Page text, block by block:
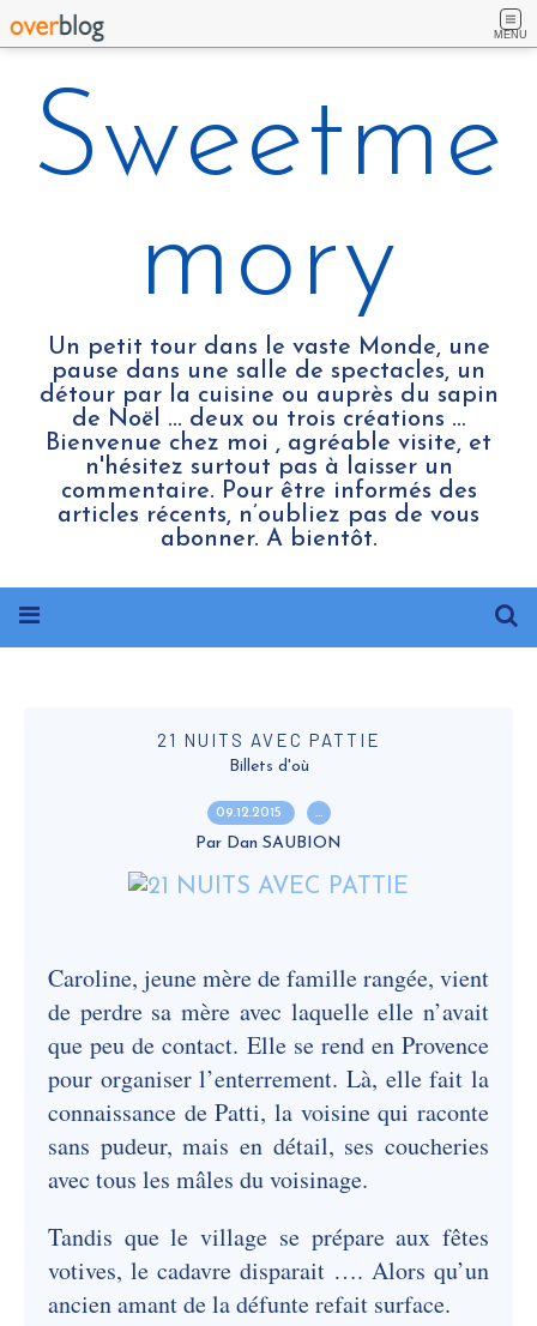
MENU
Sweetme
mory
Un petit tour dans le vaste Monde, une
pause dans une salle de spectacles, un
détour par la cuisine ou auprès du sapin
de Noël ... deux ou trois créations …
Bienvenue chez moi , agréable visite, et
n'hésitez surtout pas à laisser un
commentaire. Pour être informés des
articles récents, n’oubliez pas de vous
abonner. A bientôt.
21 NUITS AVEC PATTIE
Billets d'où
09.12.2015 …
Par Dan SAUBION
Caroline, jeune mère de famille rangée, vient
de perdre sa mère avec laquelle elle n’avait
que peu de contact. Elle se rend en Provence
pour organiser l’enterrement. Là, elle fait la
connaissance de Patti, la voisine qui raconte
sans pudeur, mais en détail, ses coucheries
avec tous les mâles du voisinage.
Tandis que le village se prépare aux fêtes
votives, le cadavre disparait …. Alors qu’un
ancien amant de la défunte refait surface.